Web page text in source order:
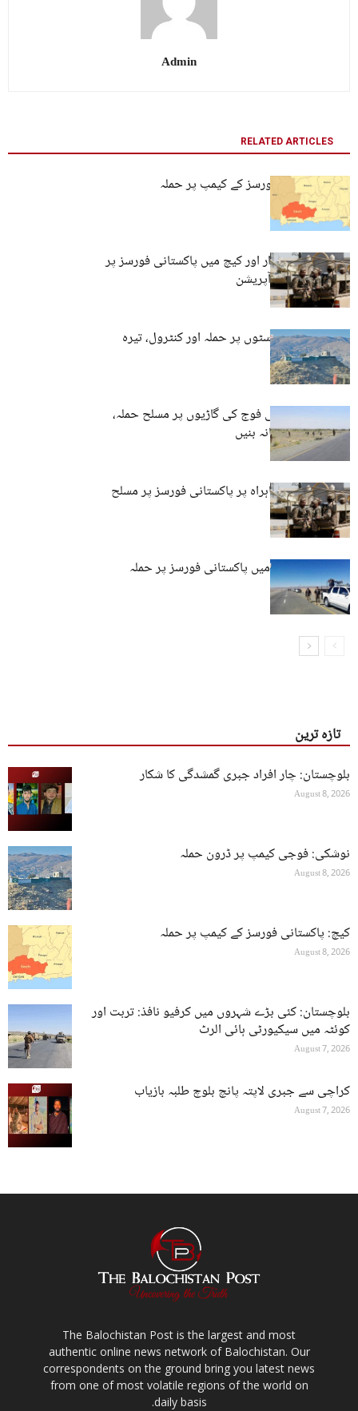
Admin
RELATED ARTICLES
کیچ: پاکستانی فورسز کے کیمپ پر حملہ
بلوچستان: خضدار اور کیچ میں پاکستانی فورسز پر
حملے اور فوجی آپریشن
کوئٹہ: فورسز پوسٹوں پر حملہ اور کنٹرول، تیرہ
اہلکار ہلاک
پنجگور: پاکستانی فوج کی گاڑیوں پر مسلح حملہ،
بکتر بند بھی نشانہ بنیں
خاران: مرکزی شاہراہ پر پاکستانی فورسز پر مسلح
حملہ
پنجگور: چیدگی میں پاکستانی فورسز پر حملہ
تازہ ترین
بلوچستان: چار افراد جبری گمشدگی کا شکار
August 8, 2026
نوشکی: فوجی کیمپ پر ڈرون حملہ
August 8, 2026
کیچ: پاکستانی فورسز کے کیمپ پر حملہ
August 8, 2026
بلوچستان: کئی بڑے شہروں میں کرفیو نافذ: تربت اور
کوئٹہ میں سیکیورٹی ہائی الرٹ
August 7, 2026
کراچی سے جبری لاپتہ پانچ بلوچ طلبہ بازیاب
August 7, 2026
The Balochistan Post is the largest and most
authentic online news network of Balochistan. Our
correspondents on the ground bring you latest news
from one of most volatile regions of the world on
daily basis.